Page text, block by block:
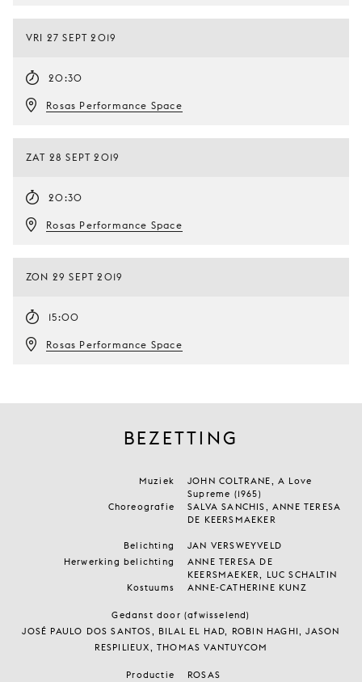
VRI 27 SEPT 2019
20:30
Rosas Performance Space
ZAT 28 SEPT 2019
20:30
Rosas Performance Space
ZON 29 SEPT 2019
15:00
Rosas Performance Space
BEZETTING
Muziek
JOHN COLTRANE, A Love
Supreme (1965)
Choreografie
SALVA SANCHIS, ANNE TERESA
DE KEERSMAEKER
Belichting
JAN VERSWEYVELD
Herwerking belichting
ANNE TERESA DE
KEERSMAEKER, LUC SCHALTIN
Kostuums
ANNE-CATHERINE KUNZ
Gedanst door (afwisselend)
JOSÉ PAULO DOS SANTOS, BILAL EL HAD, ROBIN HAGHI, JASON
RESPILIEUX, THOMAS VANTUYCOM
Productie
ROSAS